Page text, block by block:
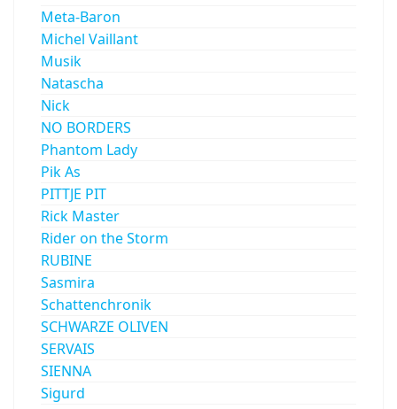
Meta-Baron
Michel Vaillant
Musik
Natascha
Nick
NO BORDERS
Phantom Lady
Pik As
PITTJE PIT
Rick Master
Rider on the Storm
RUBINE
Sasmira
Schattenchronik
SCHWARZE OLIVEN
SERVAIS
SIENNA
Sigurd